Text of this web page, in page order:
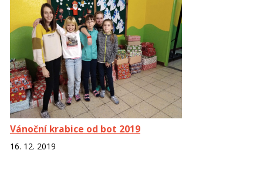
Vánoční krabice od bot 2019
16. 12. 2019